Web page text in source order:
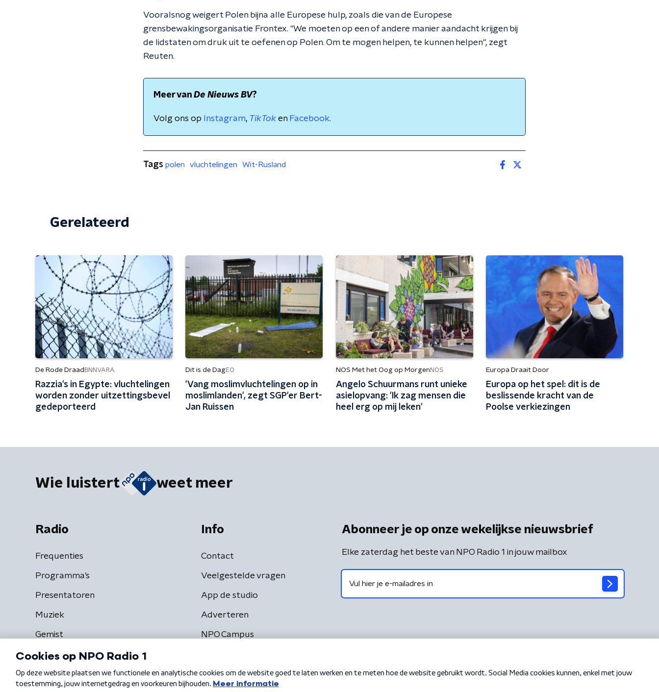
Vooralsnog weigert Polen bijna alle Europese hulp, zoals die van de Europese
grensbewakingsorganisatie Frontex. "We moeten op een of andere manier aandacht krijgen bij
de lidstaten om druk uit te oefenen op Polen. Om te mogen helpen, te kunnen helpen", zegt
Reuten.
Meer van De Nieuws BV?
Volg ons op Instagram, TikTok en Facebook.
Tags polen vluchtelingen Wit-Rusland
Gerelateerd
De Rode Draad BNNVARA
Razzia's in Egypte: vluchtelingen
worden zonder uitzettingsbevel
gedeporteerd
Dit is de DagEO
'Vang mos­lim­vluch­te­lin­gen op in
mos­lim­lan­den', zegt SGP'er Bert-
Jan Ruissen
NOS Met het Oog op Morgen NOS
Angelo Schuurmans runt unieke
asielopvang: 'Ik zag mensen die
heel erg op mij leken'
Europa Draait Door
Europa op het spel: dit is de
beslissende kracht van de
Poolse verkiezingen
Wie luistert weet meer
Radio
Frequenties
Programma's
Presentatoren
Muziek
Gemist
Info
Contact
Veelgestelde vragen
App de studio
Adverteren
NPO Campus
Abonneer je op onze wekelijkse nieuwsbrief
Elke zaterdag het beste van NPO Radio 1 in jouw mailbox
Algemene voorwaarden Privacybeleid